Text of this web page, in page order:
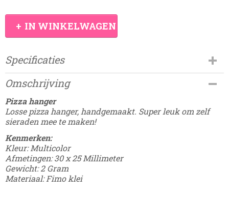
IN WINKELWAGEN
Specificaties
Productcode
Damesdingetjes-585
Omschrijving
Pizza hanger
Losse pizza hanger, handgemaakt. Super leuk om zelf
sieraden mee te maken!
Kenmerken:
Kleur: Multicolor
Afmetingen: 30 x 25 Millimeter
Gewicht: 2 Gram
Materiaal: Fimo klei